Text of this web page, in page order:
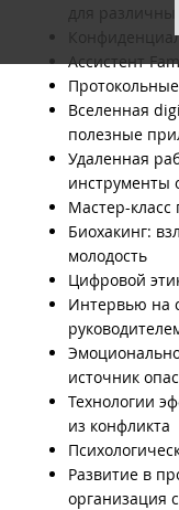
для
Ассистент
Вселенная
полезные
Удаленная
инструменты
Мастер-класс
Биохакинг:
молодость
Цифровой
Интервью на
источник
Технологии
из конфликта
Развитие в
организация